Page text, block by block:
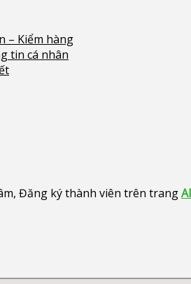
– Kiểm hàng
tin cá nhân
Đăng ký thành viên trên trang